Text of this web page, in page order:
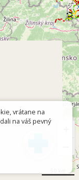
vrátane na
na váš pevný